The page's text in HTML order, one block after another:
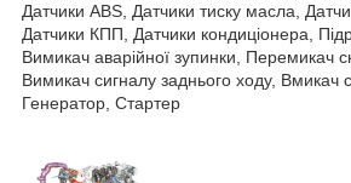
Датчики ABS, Датчики тиску масла,
Датчики КПП, Датчики кондиціонера,
Вимикач аварійної зупинки, Перемикач
Вимикач сигналу заднього ходу, Вмикач
Генератор, Стартер